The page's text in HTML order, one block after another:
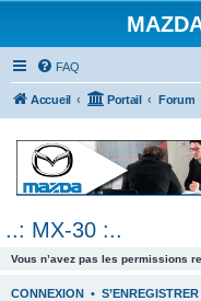
FAQ
Accueil Portail Forum
..: MX-30 :..
Vous n’avez pas les permissions
CONNEXION • S’ENREGISTRER